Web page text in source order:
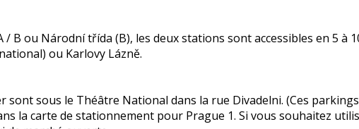
ou Národní třída (B), les deux stations sont accessibles en 5 à
ou Karlovy Lázně.
sont sous le Théâtre National dans la rue Divadelni.(Ces
la carte de stationnement pour Prague 1. Si vous souhaitez